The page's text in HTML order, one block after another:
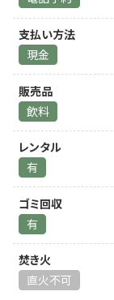
支払い方法
現金
販売品
飲料
レンタル
有
ゴミ回収
有
焚き火
直火不可